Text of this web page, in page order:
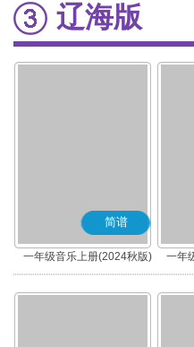
辽海版
简谱
一年级音乐上册(2024秋版)
(简谱)
一年